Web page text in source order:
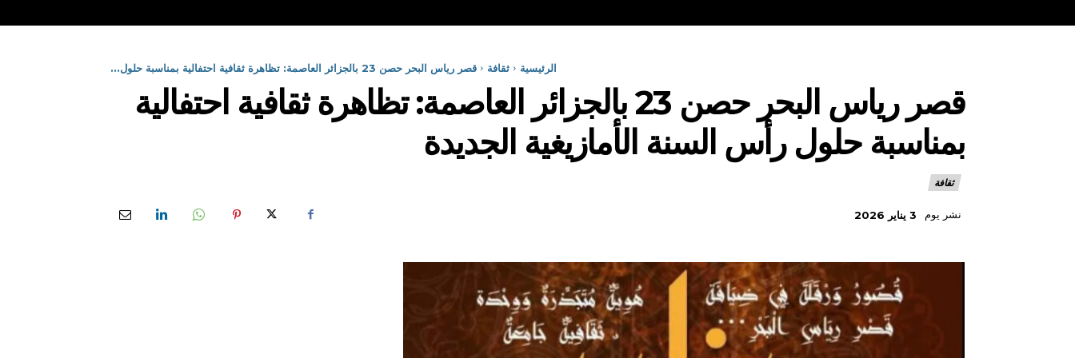
الرئيسية ثقافة قصر رياس البحر حصن 23 بالجزائر العاصمة: تظاهرة ثقافية احتفالية بمناسبة حلول...
قصر رياس البحر حصن 23 بالجزائر العاصمة: تظاهرة ثقافية احتفالية
بمناسبة حلول رأس السنة الأمازيغية الجديدة
ثقافة
نشر يوم 3 يناير 2026